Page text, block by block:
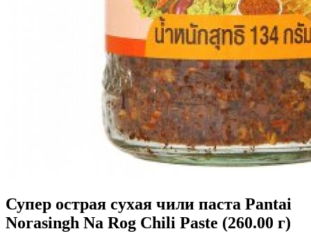
Супер острая сухая чили паста Pantai
Norasingh Na Rog Chili Paste (260.00 г)